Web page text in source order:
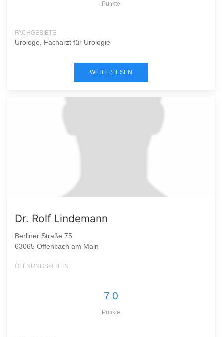
Punkte
FACHGEBIETE
Urologe, Facharzt für Urologie
WEITERLESEN
Dr. Rolf Lindemann
Berliner Straße 75
63065 Offenbach am Main
ÖFFNUNGSZEITEN
7.0
Punkte